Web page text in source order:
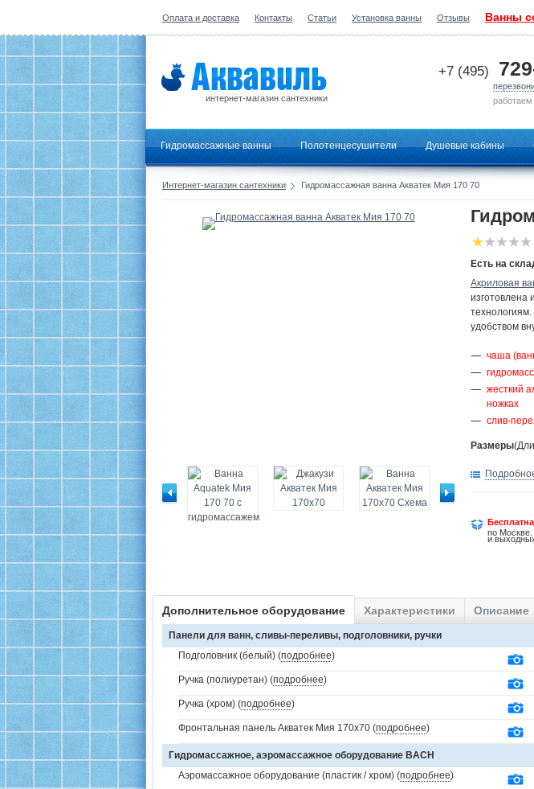
Оплата и доставка Контакты Статьи Установка ванны Отзывы Ванны
интернет-магазин сантехники
+7 (495)
работаем
Гидромассажные ванны Полотенцесушители Душевые кабины
Интернет-магазин сантехники Гидромассажная ванна Акватек Мия 170 70
Есть на
Акриловая
изготовлена
удобством
чаша
жесткий
ножках
слив-
Размеры
по Москве.
и
Дополнительное оборудование Характеристики Описание
Панели для ванн, сливы-переливы, подголовники, ручки
Подголовник (белый) (подробнее)
Ручка (полиуретан) (подробнее)
Ручка (хром) (подробнее)
Фронтальная панель Акватек Мия 170x70 (подробнее)
Гидромассажное, аэромассажное оборудование BACH
Аэромассажное оборудование (пластик / хром) (подробнее)